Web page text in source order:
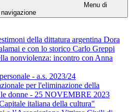
Menu di
navigazione
della dittatura argentina Dora
e con lo storico Carlo Greppi
nonviolenza: incontro con Anna
- a.s. 2023/24
per l'eliminazione della
donne - 25 NOVEMBRE 2023
italiana della cultura"